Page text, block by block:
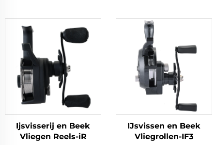
Ijsvisserij en Beek
Vliegen Reels-iR
IJsvissen en Beek
Vliegrollen-IF3